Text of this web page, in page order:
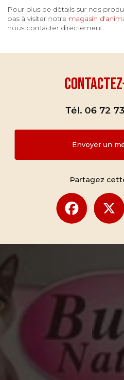
Pour plus de détails sur nos
pas à visiter notre magasin
nous contacter directement.
Tél. 06 72
Envoyer un
Partagez
Facebook